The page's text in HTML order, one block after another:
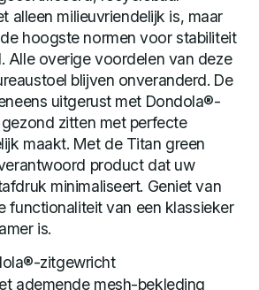
alleen milieuvriendelijk is, maar
hoogste normen voor stabiliteit
Alle overige voordelen van deze
blijven onveranderd. De
uitgerust met Dondola®-
zitten met perfecte
maakt. Met de Titan green
product dat uw
minimaliseert. Geniet van
functionaliteit van een klassieker
is.
zitgewricht
ademende mesh-bekleding